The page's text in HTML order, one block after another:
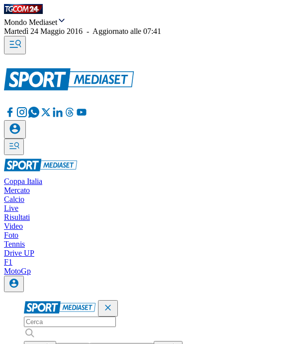
Mondo Mediaset
Martedì 24 Maggio 2016 - Aggiornato alle 07:41
Coppa Italia
Mercato
Calcio
Live
Risultati
Video
Foto
Tennis
Drive UP
F1
MotoGp